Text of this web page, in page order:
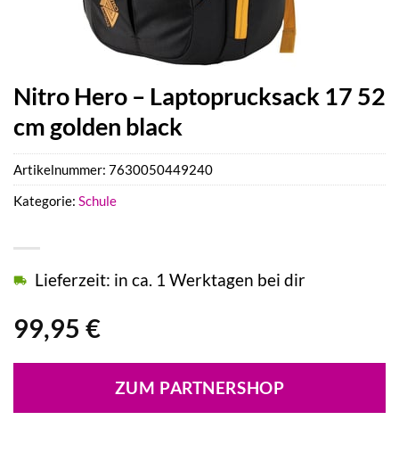
Nitro Hero – Laptoprucksack 17 52
cm golden black
99,95 €
Lieferzeit: in ca. 1 Werktagen bei dir
ZUM PARTNERSHOP
Artikelnummer: 7630050449240
Kategorie: Schule